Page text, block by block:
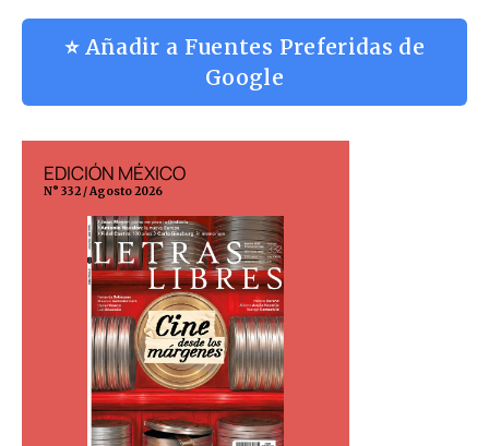
⭐ Añadir a Fuentes Preferidas de
Google
EDICIÓN MÉXICO
N° 332 / Agosto 2026